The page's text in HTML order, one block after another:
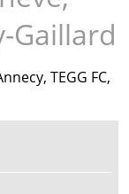
Gaillard
TEGG FC,